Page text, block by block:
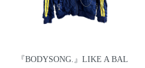
『BODYSONG.』LIKE A BAL